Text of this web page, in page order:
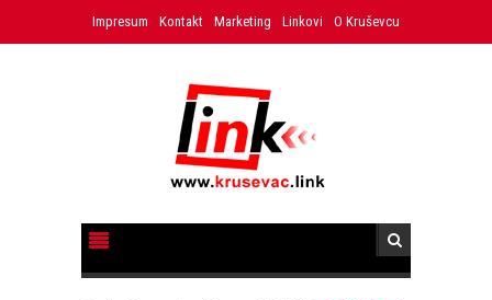
Impresum Kontakt Marketing Linkovi O Kruševcu